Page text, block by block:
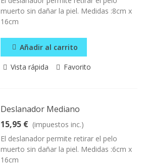
muerto sin dañar la piel. Medidas :8cm x
16cm
Añadir al carrito
Vista rápida Favorito
Deslanador Mediano
15,95 € (impuestos inc.)
El deslanador permite retirar el pelo
muerto sin dañar la piel. Medidas :6cm x
16cm